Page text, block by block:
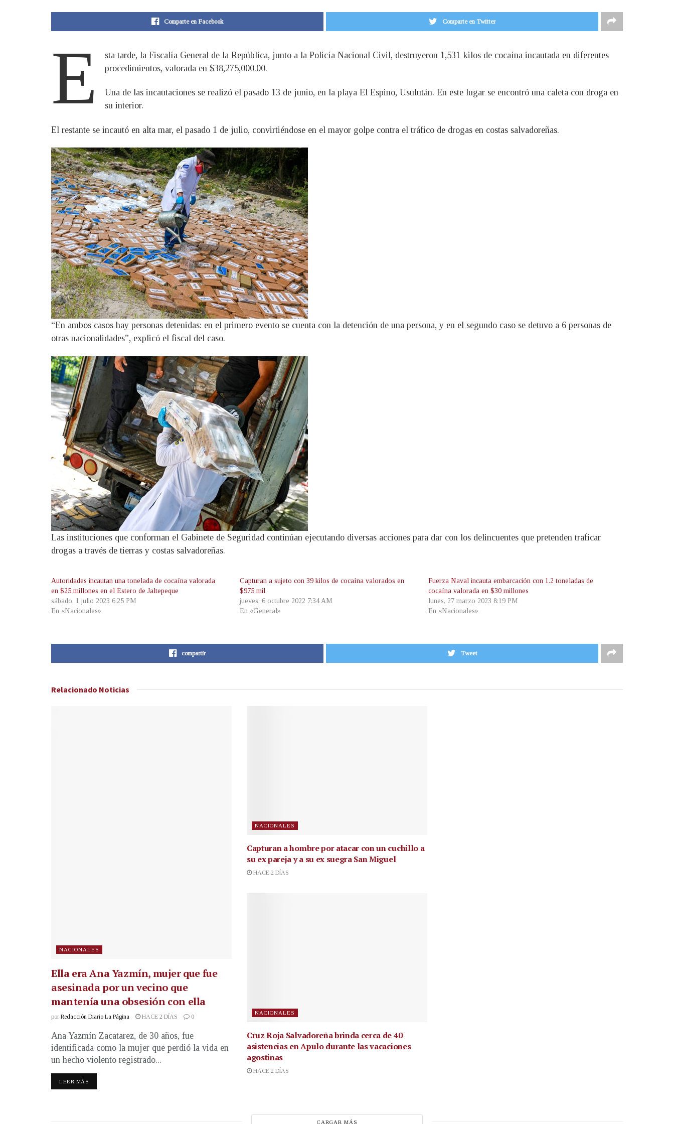
Comparte en Facebook Comparte en Twitter
E
sta tarde, la Fiscalía General de la República, junto a la Policía Nacional Civil, destruyeron 1,531 kilos de cocaína incautada en diferentes
procedimientos, valorada en $38,275,000.00.
Una de las incautaciones se realizó el pasado 13 de junio, en la playa El Espino, Usulután. En este lugar se encontró una caleta con droga en
su interior.
El restante se incautó en alta mar, el pasado 1 de julio, convirtiéndose en el mayor golpe contra el tráfico de drogas en costas salvadoreñas.
“En ambos casos hay personas detenidas: en el primero evento se cuenta con la detención de una persona, y en el segundo caso se detuvo a 6 personas de
otras nacionalidades”, explicó el fiscal del caso.
Las instituciones que conforman el Gabinete de Seguridad continúan ejecutando diversas acciones para dar con los delincuentes que pretenden traficar
drogas a través de tierras y costas salvadoreñas.
Autoridades incautan una tonelada de cocaína valorada
en $25 millones en el Estero de Jaltepeque
sábado, 1 julio 2023 6:25 PM
En «Nacionales»
Capturan a sujeto con 39 kilos de cocaína valorados en
$975 mil
jueves, 6 octubre 2022 7:34 AM
En «General»
Fuerza Naval incauta embarcación con 1.2 toneladas de
cocaína valorada en $30 millones
lunes, 27 marzo 2023 8:19 PM
En «Nacionales»
compartir Tweet
Relacionado Noticias
NACIONALES
Ella era Ana Yazmín, mujer que fue
asesinada por un vecino que
mantenía una obsesión con ella
por Redacción Diario La Página HACE 2 DÍAS 0
Ana Yazmín Zacatarez, de 30 años, fue
identificada como la mujer que perdió la vida en
un hecho violento registrado...
LEER MÁS
NACIONALES
Capturan a hombre por atacar con un cuchillo a
su ex pareja y a su ex suegra San Miguel
HACE 2 DÍAS
NACIONALES
Cruz Roja Salvadoreña brinda cerca de 40
asistencias en Apulo durante las vacaciones
agostinas
HACE 2 DÍAS
CARGAR MÁS